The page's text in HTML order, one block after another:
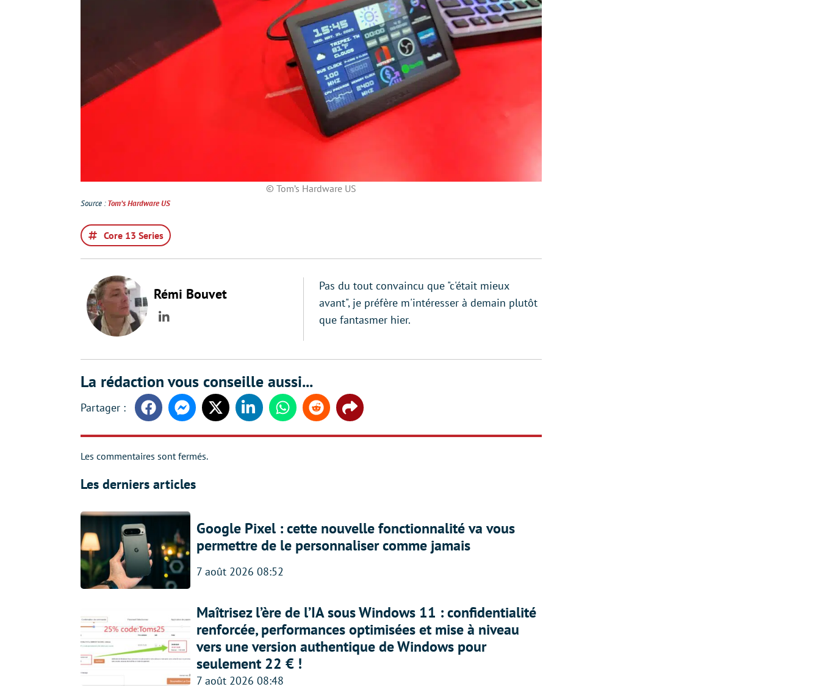
© Tom’s Hardware US
Source :Tom’s Hardware US
Core 13 Series
Rémi Bouvet
LinkedIn
Pas du tout convaincu que "c'était mieux
avant", je préfère m'intéresser à demain plutôt
que fantasmer hier.
La rédaction vous conseille aussi...
FacebookMessengerTwitter LinkedinWhatsappReddit Share
Les commentaires sont fermés.
Les derniers articles
Google Pixel : cette nouvelle fonctionnalité va vous
permettre de le personnaliser comme jamais
7 août 2026 08:52
Maîtrisez l’ère de l’IA sous Windows 11 : confidentialité
renforcée, performances optimisées et mise à niveau
vers une version authentique de Windows pour
seulement 22 € !
7 août 2026 08:48